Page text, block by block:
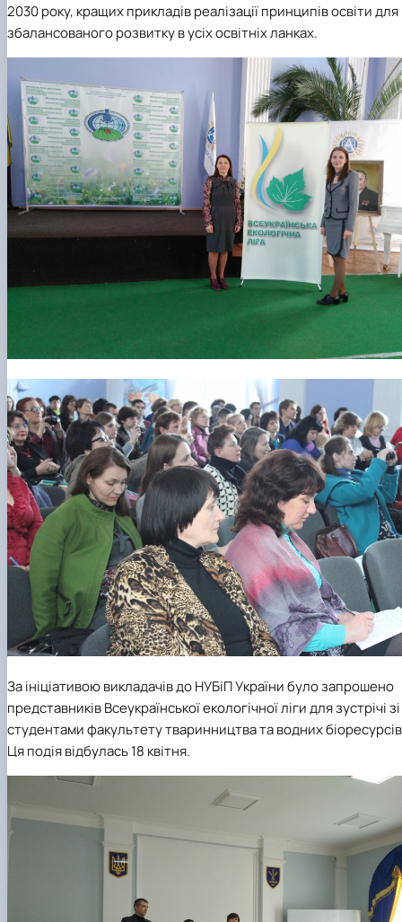
2030 року, кращих прикладів реалізації принципів освіти для
збалансованого розвитку в усіх освітніх ланках.
За ініціативою викладачів до НУБіП України було запрошено
представників Всеукраїнської екологічної ліги для зустрічі зі
студентами факультету тваринництва та водних
Ця подія відбулась 18 квітня.